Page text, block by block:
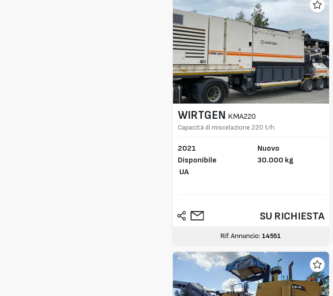
WIRTGEN KMA220
Capacità di miscelazione 220 t/h
2021
Disponibile
UA
Nuovo
30.000 kg
SU RICHIESTA
Rif. Annuncio: 14551